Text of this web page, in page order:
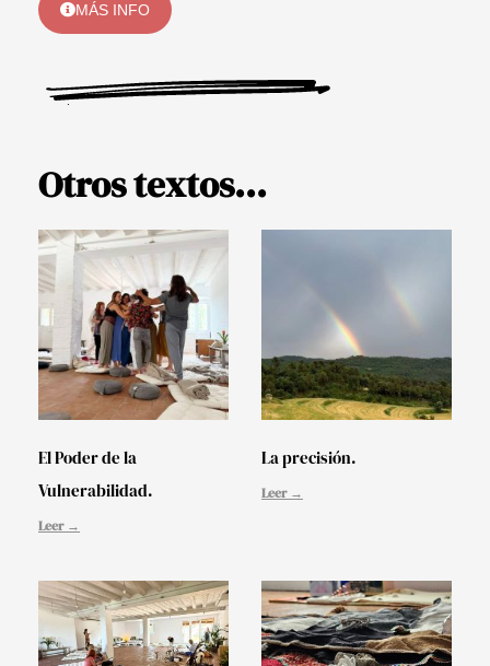
MÁS INFO
Otros textos...
El Poder de la
Vulnerabilidad.
Leer →
La precisión.
Leer →